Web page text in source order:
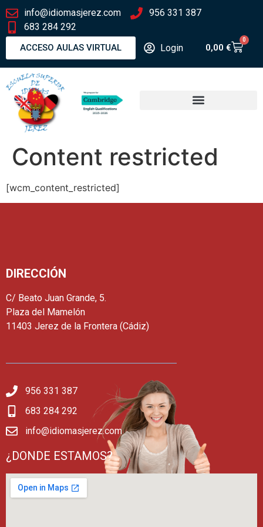
info@idiomasjerez.com
956 331 387
683 284 292
ACCESO AULAS VIRTUAL Login 0,00 €
0
Content restricted
[wcm_content_restricted]
DIRECCIÓN
C/ Beato Juan Grande, 5.
Plaza del Mamelón
11403 Jerez de la Frontera (Cádiz)
956 331 387
683 284 292
info@idiomasjerez.com
¿DONDE ESTAMOS?